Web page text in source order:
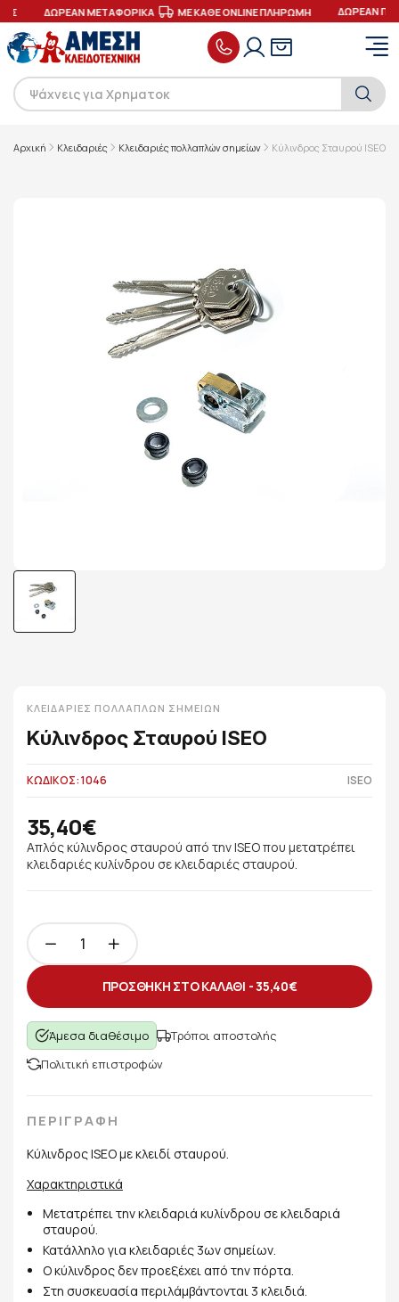
ΔΩΡΕΑΝ ΜΕΤΑΦΟΡΙΚΑ ΜΕ ΚΑΘΕ ONLINE ΠΛΗΡΩΜΗ ΔΩΡΕΑΝ
Αρχική Κλειδαριές Κλειδαριές πολλαπλών σημείων Κύλινδρος Σταυρού ISEO
ΚΛΕΙΔΑΡΙΈΣ ΠΟΛΛΑΠΛΏΝ ΣΗΜΕΊΩΝ
Κύλινδρος Σταυρού ISEO
ΚΩΔΙΚΟΣ: 1046 ISEO
35,40€
Απλός κύλινδρος σταυρού από την ISEO που μετατρέπει
κλειδαριές κυλίνδρου σε κλειδαριές σταυρού.
ΠΡΟΣΘΗΚΗ ΣΤΟ ΚΑΛΑΘΙ -35,40€
Άμεσα διαθέσιμο
Τρόποι αποστολής
Πολιτική επιστροφών
ΠΕΡΙΓΡΑΦΗ
Κύλινδρος ISEO με κλειδί σταυρού.
Χαρακτηριστικά
Μετατρέπει την κλειδαριά κυλίνδρου σε κλειδαριά
σταυρού.
Κατάλληλο για κλειδαριές 3ων σημείων.
Ο κύλινδρος δεν προεξέχει από την πόρτα.
Στη συσκευασία περιλάμβάντονται 3 κλειδιά.